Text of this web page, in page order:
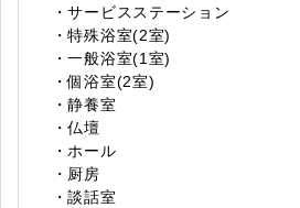
・サービスステーション
・特殊浴室(2室)
・一般浴室(1室)
・個浴室(2室)
・静養室
・仏壇
・ホール
・厨房
・談話室